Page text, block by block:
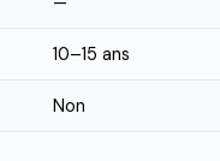
10–15 ans
Non